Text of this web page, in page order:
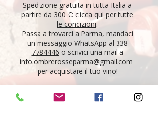
Spedizione gratuita in tutta Italia a
partire da 300 €: clicca qui per tutte
le condizioni.
Passa a trovarci a Parma, mandaci
un messaggio WhatsApp al 338
7784446 o scrivici una mail a
info.ombrerosseparma@gmail.com
per acquistare il tuo vino!
"Tutti i vini della nostra cantina derivano da un
lungo percorso di ricerca, iniziato nel 1995 con